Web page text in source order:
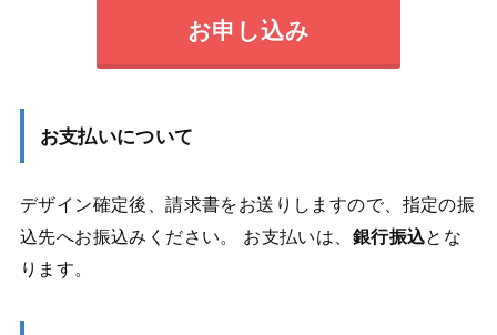
お申し込み
お支払いについて
デザイン確定後、請求書をお送りしますので、指定の振
込先へお振込みください。 お支払いは、 銀行振込とな
ります。